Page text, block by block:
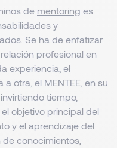
de mentoring es
y
Se ha de enfatizar
profesional en
experiencia, el
a otra, el MENTEE, en su
tiempo,
objetivo principal del
y el aprendizaje del
conocimientos,